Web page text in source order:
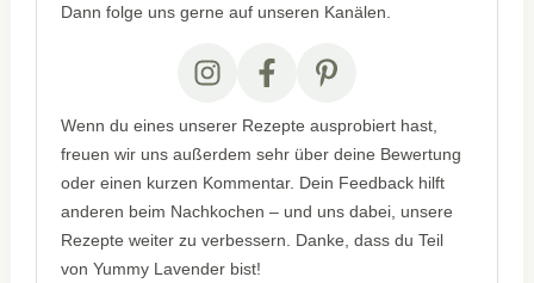
Dann folge uns gerne auf unseren Kanälen.
Wenn du eines unserer Rezepte ausprobiert hast,
freuen wir uns außerdem sehr über deine Bewertung
oder einen kurzen Kommentar. Dein Feedback hilft
anderen beim Nachkochen – und uns dabei, unsere
Rezepte weiter zu verbessern. Danke, dass du Teil
von Yummy Lavender bist!